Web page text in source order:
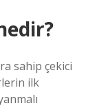
sahip çekici
ilk